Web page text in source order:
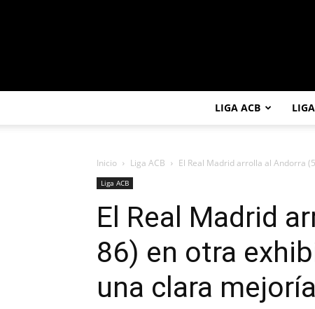
LIGA ACB
Inicio Liga ACB El Real Madrid arrolla al Andorra
Liga ACB
El Real Madrid
86) en otra
una clara